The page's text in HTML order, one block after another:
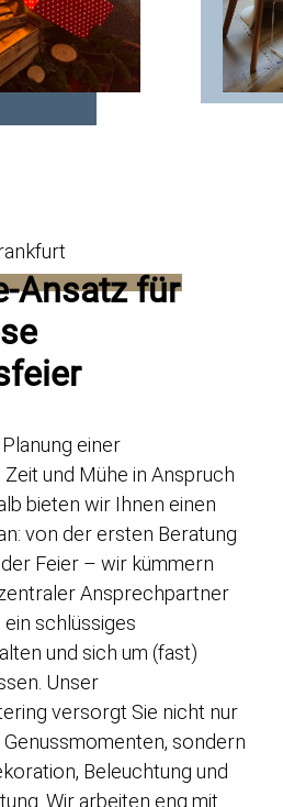
Ansatz für
einer
und Mühe in Anspruch
bieten wir Ihnen einen
von der ersten Beratung
Feier – wir kümmern
Ansprechpartner
schlüssiges
und sich um (fast)
Unser
versorgt Sie nicht nur
sondern
Beleuchtung und
Wir arbeiten eng mit